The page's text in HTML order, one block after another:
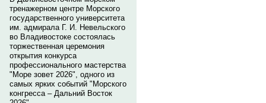
тренажерном центре Морского
государственного университета
им. адмирала Г. И. Невельского
во Владивостоке состоялась
торжественная церемония
открытия конкурса
профессионального мастерства
"Море зовет 2026", одного из
самых ярких событий "Морского
конгресса – Дальний Восток